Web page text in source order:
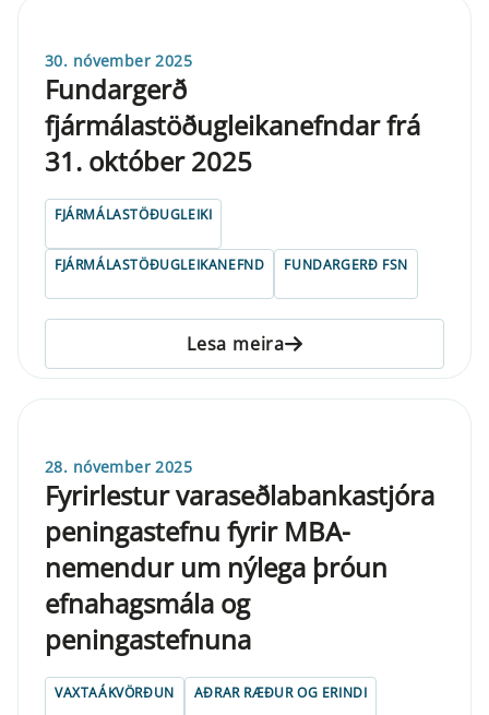
30. nóvember 2025
Fundargerð
fjármálastöðugleikanefndar frá
31. október 2025
FJÁRMÁLASTÖÐUGLEIKI
FJÁRMÁLASTÖÐUGLEIKANEFND FUNDARGERÐ FSN
Lesa meira
28. nóvember 2025
Fyrirlestur varaseðlabankastjóra
peningastefnu fyrir MBA-
nemendur um nýlega þróun
efnahagsmála og
peningastefnuna
VAXTAÁKVÖRÐUN AÐRAR RÆÐUR OG ERINDI